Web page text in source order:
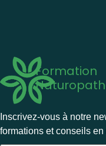
Formation
Inscrivez-vous à notre
formations et conseils